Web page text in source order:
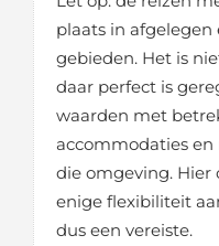
plaats in
gebieden. Het is
daar perfect is
waarden met
accommodaties
die omgeving. Hier
enige flexibiliteit
dus een vereiste.